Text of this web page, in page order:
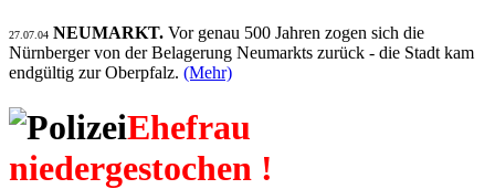
27.07.04 NEUMARKT. Vor genau 500 Jahren zogen sich die
Nürnberger von der Belagerung Neumarkts zurück - die Stadt kam
endgültig zur Oberpfalz. (Mehr)
Ehefrau
niedergestochen !